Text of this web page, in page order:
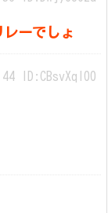
ーでしょ
ID:CBsvXqI00